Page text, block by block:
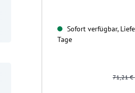
Sofort verfügbar,
Tage
71,21 €